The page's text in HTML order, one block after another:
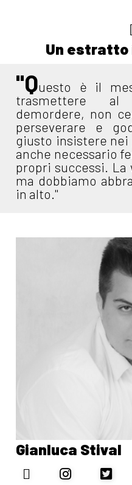
Un estratto
"Questo è il
trasmettere al
demordere, non
perseverare e
giusto insistere
anche necessario
propri successi.
ma dobbiamo
in alto."
Gianluca Stival